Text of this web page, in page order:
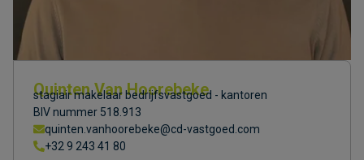
Quinten Van Hoorebeke
stagiair makelaar bedrijfsvastgoed - kantoren
BIV nummer 518.913
quinten.vanhoorebeke@cd-vastgoed.com
+32 9 243 41 80